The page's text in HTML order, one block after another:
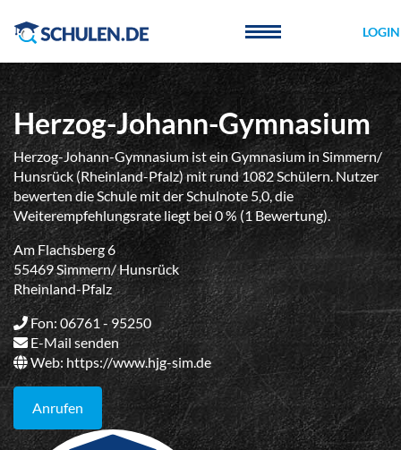
LOGIN
Herzog-Johann-Gymnasium
Herzog-Johann-Gymnasium ist ein Gymnasium in Simmern/
Hunsrück (Rheinland-Pfalz) mit rund 1082 Schülern. Nutzer
bewerten die Schule mit der Schulnote 5,0, die
Weiterempfehlungsrate liegt bei 0 % (1 Bewertung).
Am Flachsberg 6
55469 Simmern/ Hunsrück
Rheinland-Pfalz
Fon: 06761 - 95250
E-Mail senden
Web: https://www.hjg-sim.de
Anrufen